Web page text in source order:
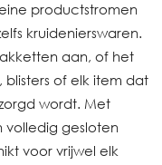
productstromen
kruidenierswaren.
aan, of het
of elk item dat
wordt. Met
volledig gesloten
voor vrijwel elk